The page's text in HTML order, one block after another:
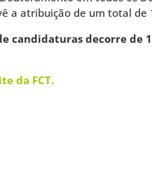
a atribuição de um total de
candidaturas decorre de
da FCT.